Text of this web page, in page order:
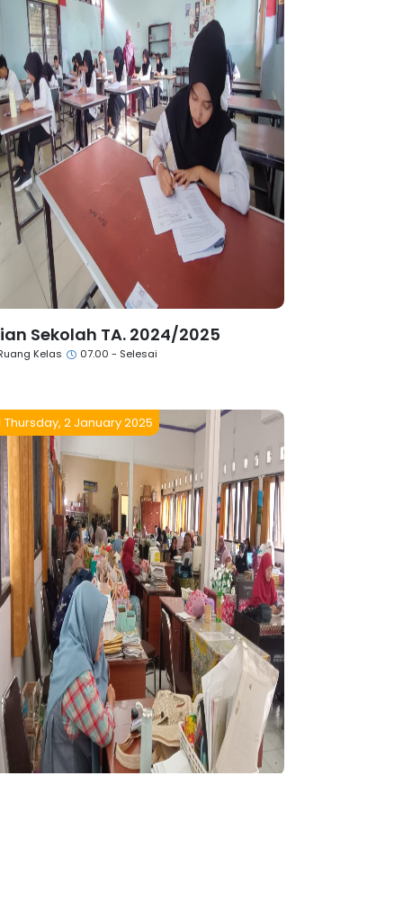
Sekolah TA. 2024/2025
Kelas 07.00 - Selesai
Thursday, 2 January 2025